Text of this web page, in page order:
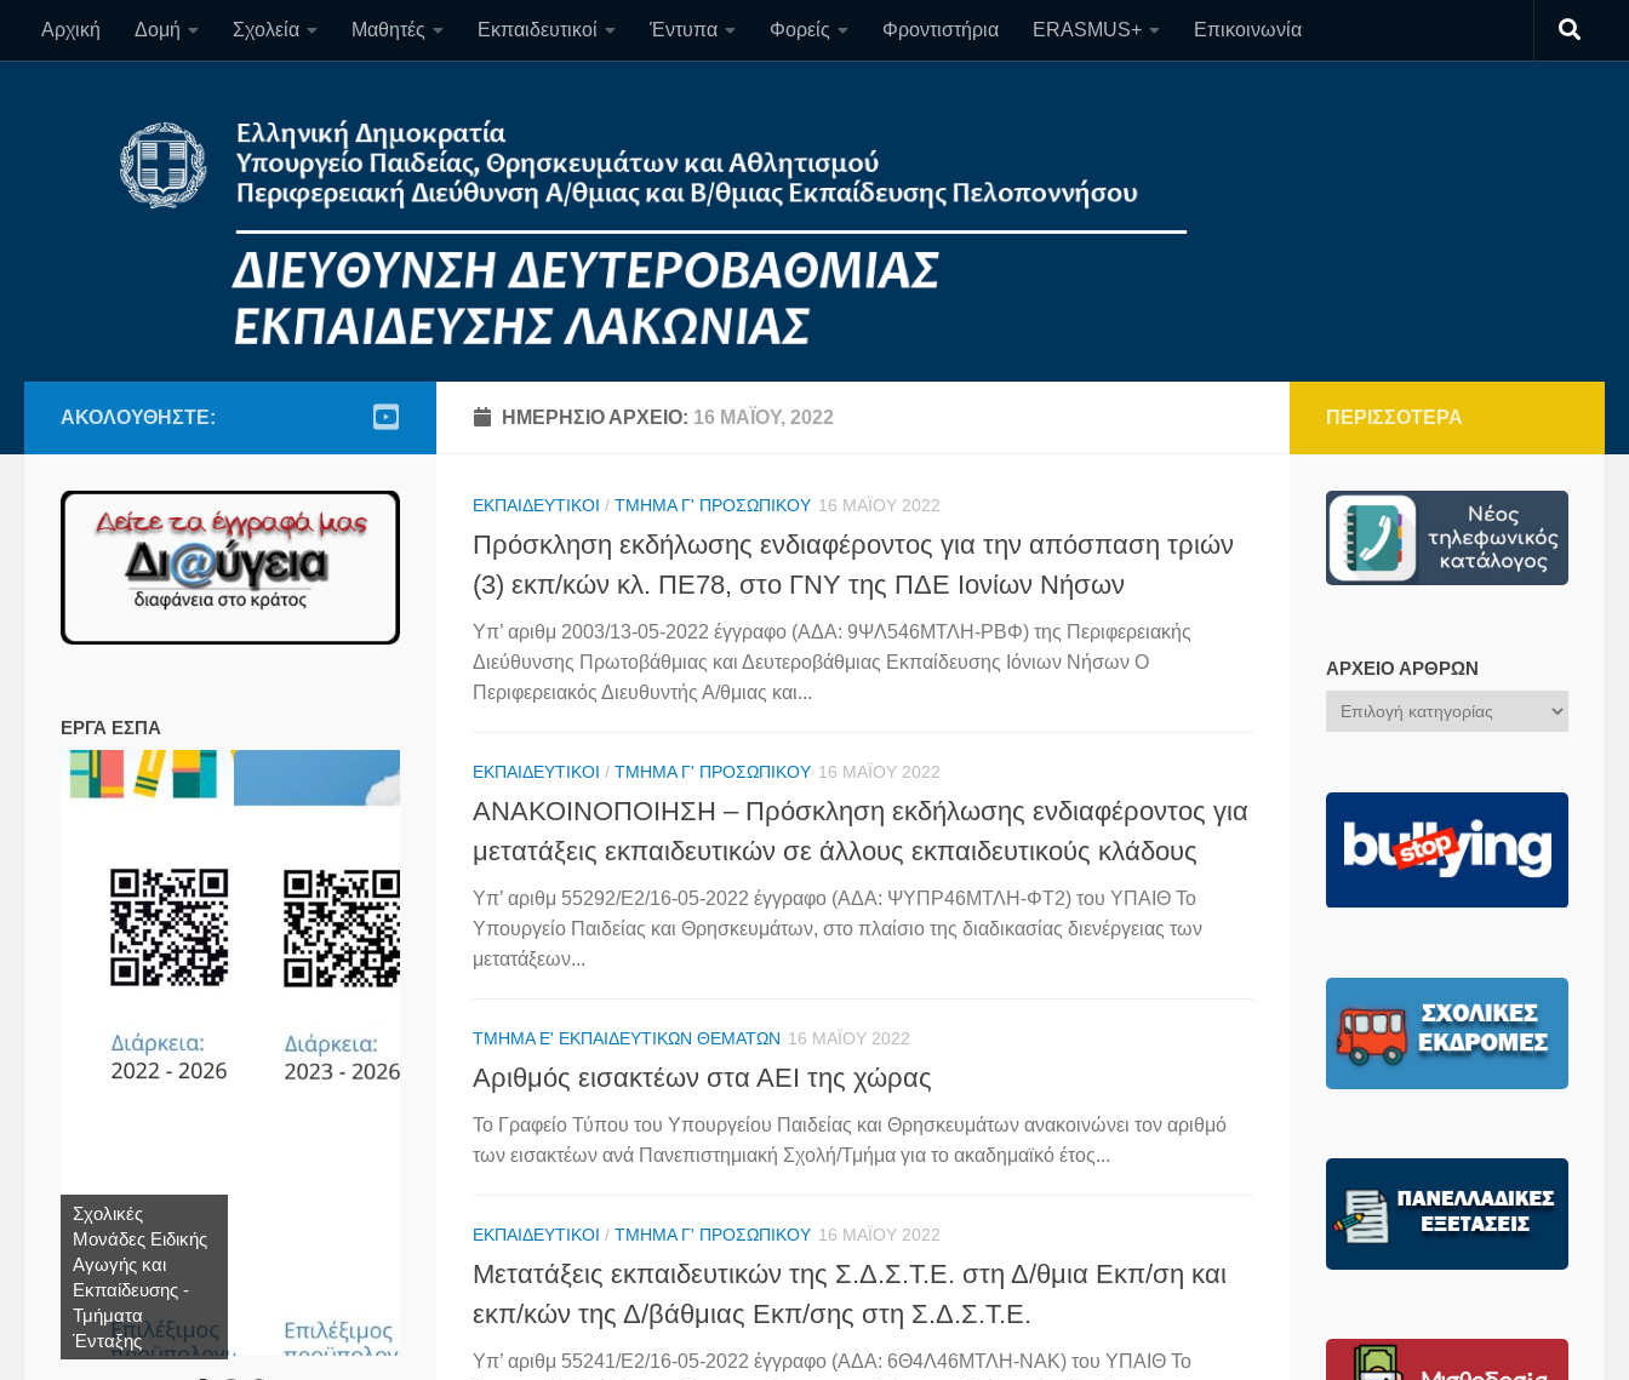
Skip to content
Αρχική Δομή Σχολεία Μαθητές Εκπαιδευτικοί Έντυπα Φορείς Φροντιστήρια ERASMUS+ Επικοινωνία
ΗΜΕΡΉΣΙΟ ΑΡΧΕΊΟ: 16 ΜΑΪ́ΟΥ, 2022
ΕΚΠΑΙΔΕΥΤΙΚΟΊ / ΤΜΉΜΑ Γ' ΠΡΟΣΩΠΙΚΟΎ 16 ΜΑΪ́ΟΥ 2022
Πρόσκληση εκδήλωσης ενδιαφέροντος για την απόσπαση τριών
(3) εκπ/κών κλ. ΠΕ78, στο ΓΝΥ της ΠΔΕ Ιονίων Νήσων
Υπ’ αριθμ 2003/13-05-2022 έγγραφο (ΑΔΑ: 9ΨΛ546ΜΤΛΗ-ΡΒΦ) της Περιφερειακής
Διεύθυνσης Πρωτοβάθμιας και Δευτεροβάθμιας Εκπαίδευσης Ιόνιων Νήσων Ο
Περιφερειακός Διευθυντής Α/θμιας και...
ΕΚΠΑΙΔΕΥΤΙΚΟΊ / ΤΜΉΜΑ Γ' ΠΡΟΣΩΠΙΚΟΎ 16 ΜΑΪ́ΟΥ 2022
ΑΝΑΚΟΙΝΟΠΟΙΗΣΗ – Πρόσκληση εκδήλωσης ενδιαφέροντος για
μετατάξεις εκπαιδευτικών σε άλλους εκπαιδευτικούς κλάδους
Υπ’ αριθμ 55292/Ε2/16-05-2022 έγγραφο (ΑΔΑ: ΨΥΠΡ46ΜΤΛΗ-ΦΤ2) του ΥΠΑΙΘ Το
Υπουργείο Παιδείας και Θρησκευμάτων, στο πλαίσιο της διαδικασίας διενέργειας των
μετατάξεων...
ΤΜΉΜΑ Ε' ΕΚΠΑΙΔΕΥΤΙΚΏΝ ΘΕΜΆΤΩΝ 16 ΜΑΪ́ΟΥ 2022
Αριθμός εισακτέων στα ΑΕΙ της χώρας
Το Γραφείο Τύπου του Υπουργείου Παιδείας και Θρησκευμάτων ανακοινώνει τον αριθμό
των εισακτέων ανά Πανεπιστημιακή Σχολή/Τμήμα για το ακαδημαϊκό έτος...
ΕΚΠΑΙΔΕΥΤΙΚΟΊ / ΤΜΉΜΑ Γ' ΠΡΟΣΩΠΙΚΟΎ 16 ΜΑΪ́ΟΥ 2022
Μετατάξεις εκπαιδευτικών της Σ.Δ.Σ.Τ.Ε. στη Δ/θμια Εκπ/ση και
εκπ/κών της Δ/βάθμιας Εκπ/σης στη Σ.Δ.Σ.Τ.Ε.
Υπ’ αριθμ 55241/Ε2/16-05-2022 έγγραφο (ΑΔΑ: 6Θ4Λ46ΜΤΛΗ-ΝΑΚ) του ΥΠΑΙΘ Το
ΑΚΟΛΟΥΘΉΣΤΕ:
ΕΡΓΑ ΕΣΠΑ
Σχολικές
Μονάδες Ειδικής
Αγωγής και
Εκπαίδευσης -
Τμήματα
Ένταξης
ΠΕΡΙΣΣΌΤΕΡΑ
ΑΡΧΕΊΟ ΆΡΘΡΩΝ
Αρχείο
Άρθρων